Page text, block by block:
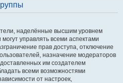
наделённые высшим уровнем
управлять всеми аспектами
прав доступа, отключение
назначение модераторов
им создателем
всеми возможностями
от настроек,